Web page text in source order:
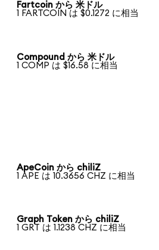
Fartcoin から 米ドル
1 FARTCOIN は $0.1272 に相当
Compound から 米ドル
1 COMP は $16.58 に相当
ApeCoin から chiliZ
1 APE は 10.3656 CHZ に相当
Graph Token から chiliZ
1 GRT は 1.1238 CHZ に相当